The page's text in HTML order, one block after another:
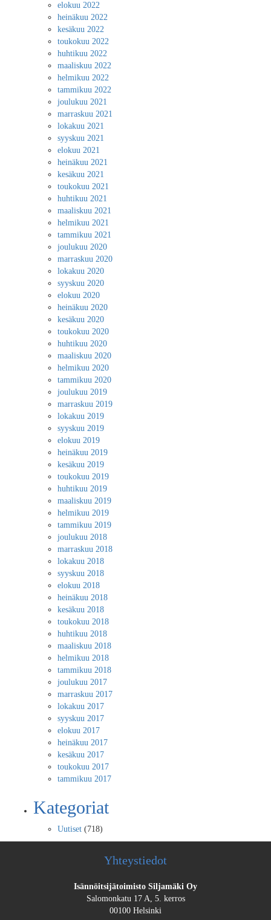
elokuu 2022
heinäkuu 2022
kesäkuu 2022
toukokuu 2022
huhtikuu 2022
maaliskuu 2022
helmikuu 2022
tammikuu 2022
joulukuu 2021
marraskuu 2021
lokakuu 2021
syyskuu 2021
elokuu 2021
heinäkuu 2021
kesäkuu 2021
toukokuu 2021
huhtikuu 2021
maaliskuu 2021
helmikuu 2021
tammikuu 2021
joulukuu 2020
marraskuu 2020
lokakuu 2020
syyskuu 2020
elokuu 2020
heinäkuu 2020
kesäkuu 2020
toukokuu 2020
huhtikuu 2020
maaliskuu 2020
helmikuu 2020
tammikuu 2020
joulukuu 2019
marraskuu 2019
lokakuu 2019
syyskuu 2019
elokuu 2019
heinäkuu 2019
kesäkuu 2019
toukokuu 2019
huhtikuu 2019
maaliskuu 2019
helmikuu 2019
tammikuu 2019
joulukuu 2018
marraskuu 2018
lokakuu 2018
syyskuu 2018
elokuu 2018
heinäkuu 2018
kesäkuu 2018
toukokuu 2018
huhtikuu 2018
maaliskuu 2018
helmikuu 2018
tammikuu 2018
joulukuu 2017
marraskuu 2017
lokakuu 2017
syyskuu 2017
elokuu 2017
heinäkuu 2017
kesäkuu 2017
toukokuu 2017
tammikuu 2017
Kategoriat
Uutiset (718)
Yhteystiedot
Isännöitsijätoimisto Siljamäki Oy
Salomonkatu 17 A, 5. kerros
00100 Helsinki